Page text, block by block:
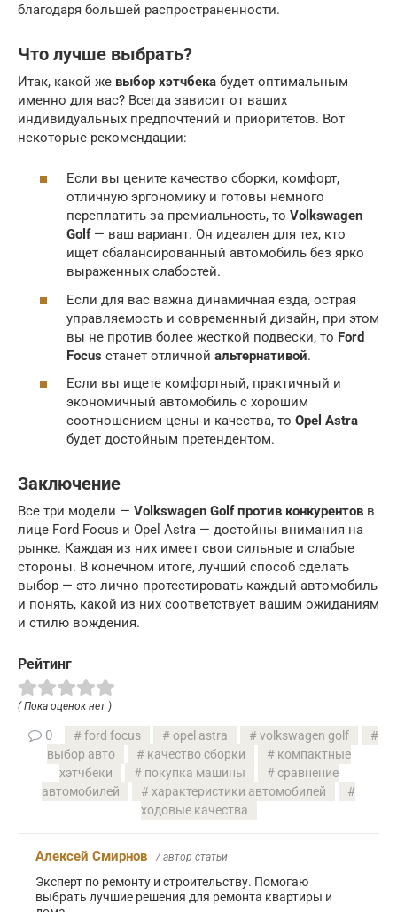
благодаря большей распространенности.
Что лучше выбрать?
Итак, какой же выбор хэтчбека будет оптимальным
именно для вас? Всегда зависит от ваших
индивидуальных предпочтений и приоритетов. Вот
некоторые рекомендации:
Если вы цените качество сборки, комфорт,
отличную эргономику и готовы немного
переплатить за премиальность, то Volkswagen
Golf— ваш вариант. Он идеален для тех, кто
ищет сбалансированный автомобиль без ярко
выраженных слабостей.
Если для вас важна динамичная езда, острая
управляемость и современный дизайн, при этом
вы не против более жесткой подвески, то Ford
Focus станет отличной альтернативой.
Если вы ищете комфортный, практичный и
экономичный автомобиль с хорошим
соотношением цены и качества, то Opel Astra
будет достойным претендентом.
Заключение
Все три модели — Volkswagen Golf против конкурентов в
лице Ford Focus и Opel Astra — достойны внимания на
рынке. Каждая из них имеет свои сильные и слабые
стороны. В конечном итоге, лучший способ сделать
выбор — это лично протестировать каждый автомобиль
и понять, какой из них соответствует вашим ожиданиям
и стилю вождения.
Рейтинг
( Пока оценок нет )
0 ford focus opel astra
volkswagen golf
выбор авто
качество сборки
компактные
хэтчбеки
покупка машины
сравнение
автомобилей
характеристики автомобилей
ходовые качества
Алексей Смирнов / автор статьи
Эксперт по ремонту и строительству. Помогаю
выбрать лучшие решения для ремонта квартиры и